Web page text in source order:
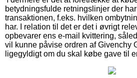
betydningsfulde retningslinjer der
transaktionen, f.eks. hvilken
har. I relation til det er det i øvrigt
opbevarer ens e-mail kvittering,
vil kunne påvise ordren af Givenchy
ligegyldigt om du skal købe gave til